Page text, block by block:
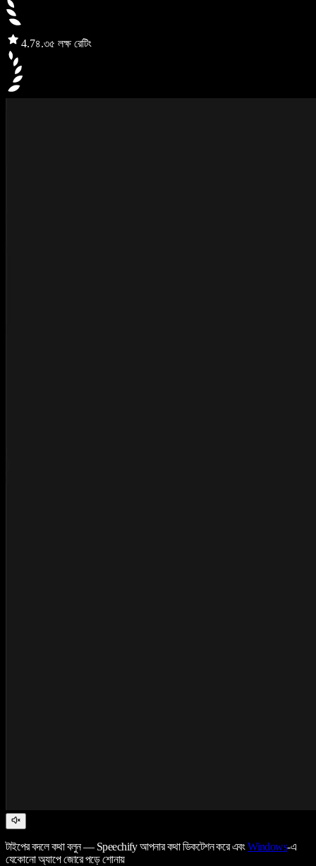
4.7৪.৩৫ লক্ষ রেটিং
টাইপের বদলে কথা বলুন — Speechify আপনার কথা ডিকটেশন করে এবংWindows-এ
যেকোনো অ্যাপে জোরে পড়ে শোনায়